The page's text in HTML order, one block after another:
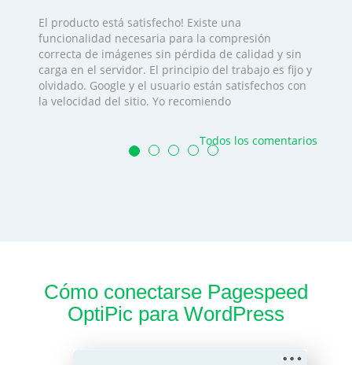
El producto está satisfecho! Existe una
funcionalidad necesaria para la compresión
correcta de imágenes sin pérdida de calidad y sin
carga en el servidor. El principio del trabajo es fijo y
olvidado. Google y el usuario están satisfechos con
la velocidad del sitio. Yo recomiendo
Todos los comentarios
Cómo conectarse Pagespeed
OptiPic para WordPress